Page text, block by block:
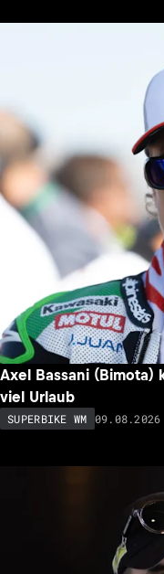
Axel Bassani (Bimota)
viel Urlaub
SUPERBIKE WM